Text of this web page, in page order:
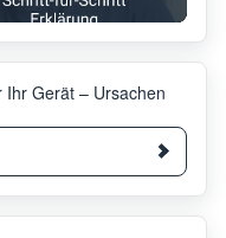
Gerät – Ursachen